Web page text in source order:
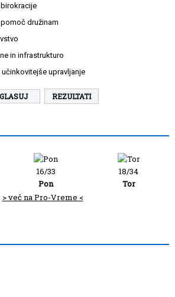
družinam
in infrastrukturo
učinkovitejše upravljanje
REZULTATI
16/33
Pon
18/34
Tor
> več na Pro-Vreme <